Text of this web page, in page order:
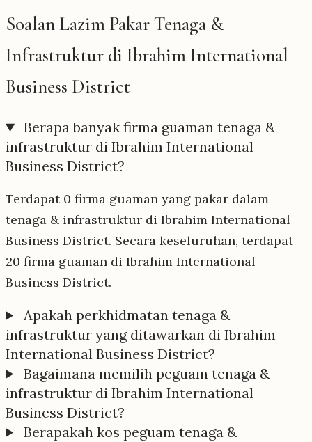
Soalan Lazim Pakar Tenaga &
Infrastruktur di Ibrahim International
Business District
Berapa banyak firma guaman tenaga &
infrastruktur di Ibrahim International
Business District?
Terdapat 0 firma guaman yang pakar dalam
tenaga & infrastruktur di Ibrahim International
Business District. Secara keseluruhan, terdapat
20 firma guaman di Ibrahim International
Business District.
Apakah perkhidmatan tenaga &
infrastruktur yang ditawarkan di Ibrahim
International Business District?
Bagaimana memilih peguam tenaga &
infrastruktur di Ibrahim International
Business District?
Berapakah kos peguam tenaga &